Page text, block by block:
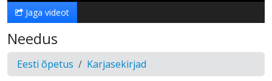
Jaga videot
Needus
Eesti õpetus Karjasekirjad